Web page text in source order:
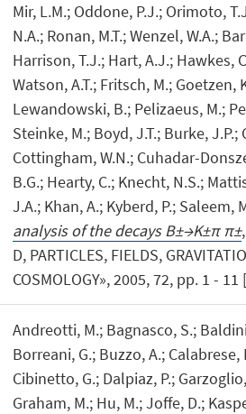
Mir, L.M.; Oddone, P.J.; Orimoto,
N.A.; Ronan, M.T.; Wenzel, W.A.;
Harrison, T.J.; Hart, A.J.; Hawkes,
Watson, A.T.; Fritsch, M.; Goetzen,
Lewandowski, B.; Pelizaeus, M.;
Steinke, M.; Boyd, J.T.; Burke, J.P.;
Cottingham, W.N.; Cuhadar-
B.G.; Hearty, C.; Knecht, N.S.;
J.A.; Khan, A.; Kyberd, P.; Saleem,
analysis of the decays B±→K±π π±
D, PARTICLES, FIELDS,
COSMOLOGY», 2005, 72, pp. 1 -
Andreotti, M.; Bagnasco, S.;
Borreani, G.; Buzzo, A.; Calabrese,
Cibinetto, G.; Dalpiaz, P.;
Graham, M.; Hu, M.; Joffe, D.;